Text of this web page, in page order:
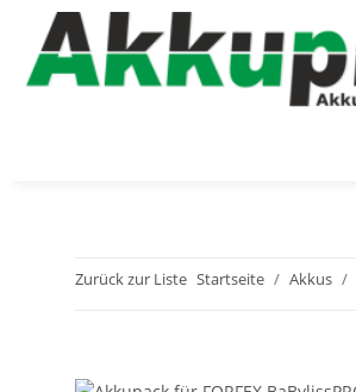
Zurück zur Liste Startseite Akkus